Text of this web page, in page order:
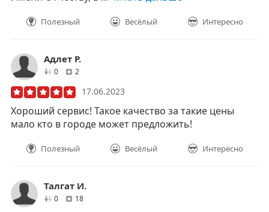
Полезный Весёлый Интересно
Адлет Р.
0друзей
2
17.06.2023
Хороший сервис! Такое качество за такие цены
мало кто в городе может предложить!
Полезный Весёлый Интересно
Талгат И.
0друзей
18отзывов